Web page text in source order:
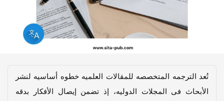
تُعد الترجمه المتخصصه للمقالات العلمیه خطوه أساسیه لنشر
الأبحاث فی المجلات الدولیه، إذ تضمن إیصال الأفکار بدقه